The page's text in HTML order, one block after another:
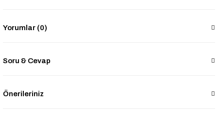
Yorumlar (0)
Soru & Cevap
Önerileriniz